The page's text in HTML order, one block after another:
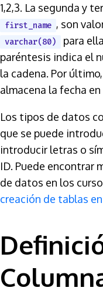
1,2,3. La segunda y
first_name , son
varchar(80)
para
paréntesis indica el
la cadena. Por
almacena la fecha
Los tipos de datos
que se puede
introducir letras o
ID. Puede encontrar
de datos en los
creación de tablas